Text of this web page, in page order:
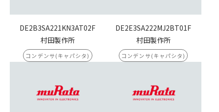
DE2B3SA221KN3AT02F
村田製作所
コンデンサ(キャパシタ)
DE2E3SA222MJ2BT01F
村田製作所
コンデンサ(キャパシタ)